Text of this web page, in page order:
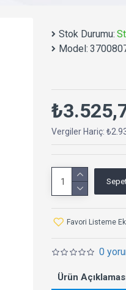
Stok Durumu:
Model:
0
Vergiler Hariç:
Favori Listeme
Ürün